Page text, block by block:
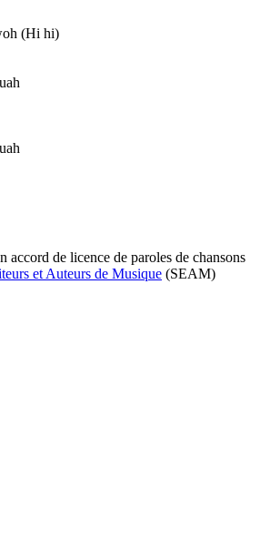
(Hi hi)
accord de licence de paroles de chansons
et Auteurs de Musique (SEAM)